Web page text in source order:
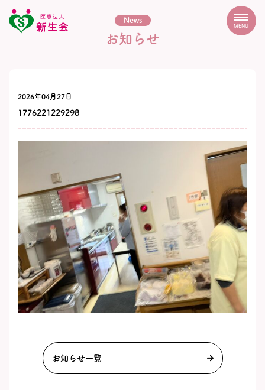
MENU
News
お知らせ
2026年04月27日
1776221229298
お知らせ一覧